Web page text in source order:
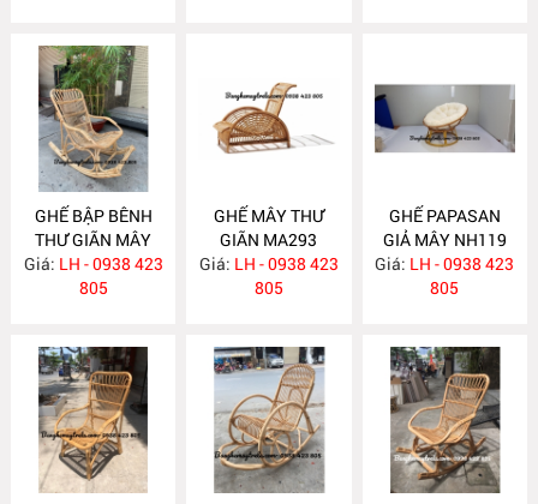
GHẾ BẬP BÊNH
THƯ GIÃN MÂY
TRE MA339
Giá: LH - 0938 423
805
GHẾ MÂY THƯ
GIÃN MA293
Giá: LH - 0938 423
805
GHẾ PAPASAN
GIẢ MÂY NH119
Giá: LH - 0938 423
805